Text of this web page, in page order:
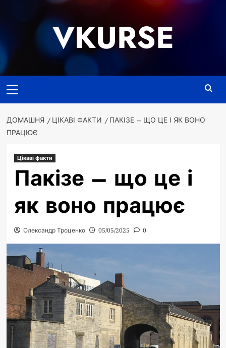
VKURSE
меню
ДОМАШНЯ ЦІКАВІ ФАКТИ
ПАКІЗЕ – ЩО ЦЕ І ЯК ВОНО
ПРАЦЮЄ
Цікаві факти
Пакізе – що це і
як воно працює
Олександр Троценко 05/05/2025 0